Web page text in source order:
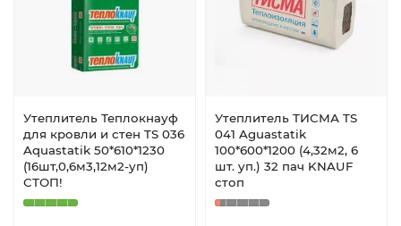
Утеплитель Теплокнауф
для кровли и стен TS 036
Aquastatik 50*610*1230
(16шт,0,6м3,12м2-уп)
СТОП!
Утеплитель ТИСМА TS
041 Aguastatik
100*600*1200 (4,32м2, 6
шт. уп.) 32 пач KNAUF
стоп